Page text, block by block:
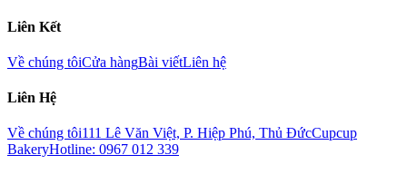
Liên Kết
Về chúng tôiCửa hàngBài viếtLiên hệ
Liên Hệ
Về chúng tôi111 Lê Văn Việt, P. Hiệp Phú, Thủ ĐứcCupcup
BakeryHotline: 0967 012 339